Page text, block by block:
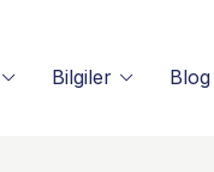
Bilgiler Blog